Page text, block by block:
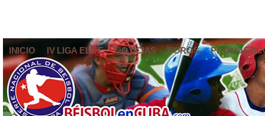
INICIO IV LIGA ELITE NOTICIAS FOROS